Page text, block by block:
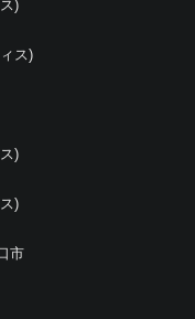
)
ス)
)
)
市